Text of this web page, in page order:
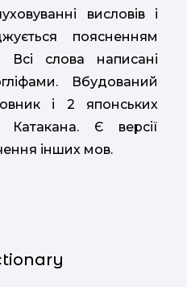
висловів і
поясненням
Всі слова написані
Вбудований
і 2 японських
Катакана. Є версії
інших мов.